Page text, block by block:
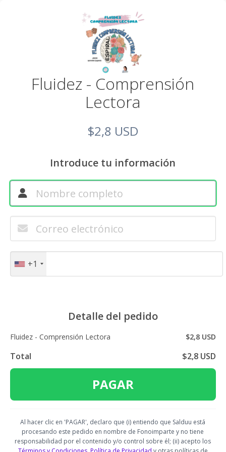
Fluidez - Comprensión
Lectora
$2,8 USD
Introduce tu información
+1
Detalle del pedido
Fluidez - Comprensión Lectora $2,8 USD
Total $2,8 USD
PAGAR
Al hacer clic en 'PAGAR', declaro que (i) entiendo que Salduu está
procesando este pedido en nombre de Fonoimparte y no tiene
responsabilidad por el contenido y/o control sobre él; (ii) acepto los